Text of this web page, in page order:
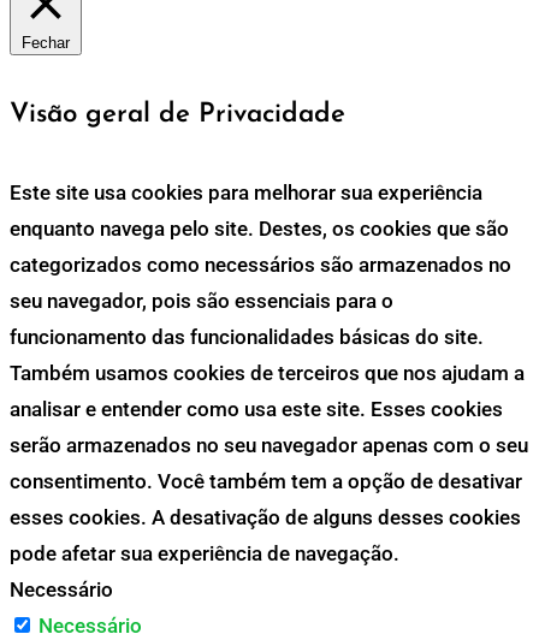
Fechar
Visão geral de Privacidade
Este site usa cookies para melhorar sua experiência
enquanto navega pelo site. Destes, os cookies que são
categorizados como necessários são armazenados no
seu navegador, pois são essenciais para o
funcionamento das funcionalidades básicas do site.
Também usamos cookies de terceiros que nos ajudam a
analisar e entender como usa este site. Esses cookies
serão armazenados no seu navegador apenas com o seu
consentimento. Você também tem a opção de desativar
esses cookies. A desativação de alguns desses cookies
pode afetar sua experiência de navegação.
Necessário
Necessário